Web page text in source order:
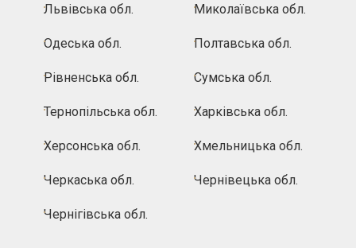
Львівська обл. Миколаївська обл.
Одеська обл. Полтавська обл.
Рівненська обл. Сумська обл.
Тернопільська обл. Харківська обл.
Херсонська обл. Хмельницька обл.
Черкаська обл. Чернівецька обл.
Чернігівська обл.